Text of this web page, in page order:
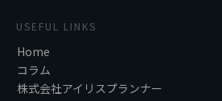
USEFUL LINKS
Home
コラム
株式会社アイリスプランナー